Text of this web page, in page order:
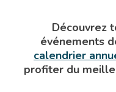
Découvrez
événements
calendrier
profiter du